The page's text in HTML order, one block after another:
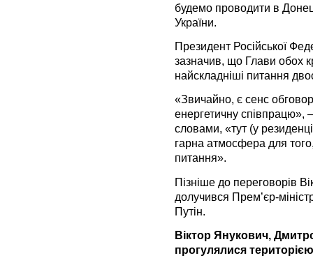
будемо проводити в
України.
Президент Російської
зазначив, що Глави обох
найскладніші питання
«Звичайно, є сенс
енергетичну
словами, «тут (у
гарна атмосфера для
питання».
Пізніше до переговорів
долучився Прем’єр-
Путін.
Віктор Янукович,
прогулялися